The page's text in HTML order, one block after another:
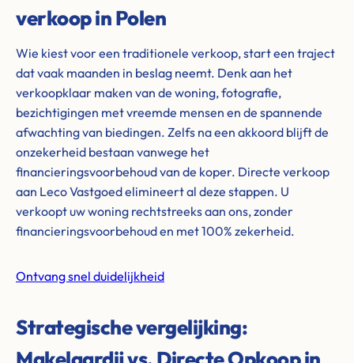
verkoop in Polen
Wie kiest voor een traditionele verkoop, start een traject
dat vaak maanden in beslag neemt. Denk aan het
verkoopklaar maken van de woning, fotografie,
bezichtigingen met vreemde mensen en de spannende
afwachting van biedingen. Zelfs na een akkoord blijft de
onzekerheid bestaan vanwege het
financieringsvoorbehoud van de koper. Directe verkoop
aan Leco Vastgoed elimineert al deze stappen. U
verkoopt uw woning rechtstreeks aan ons, zonder
financieringsvoorbehoud en met 100% zekerheid.
Ontvang snel duidelijkheid
Strategische vergelijking: